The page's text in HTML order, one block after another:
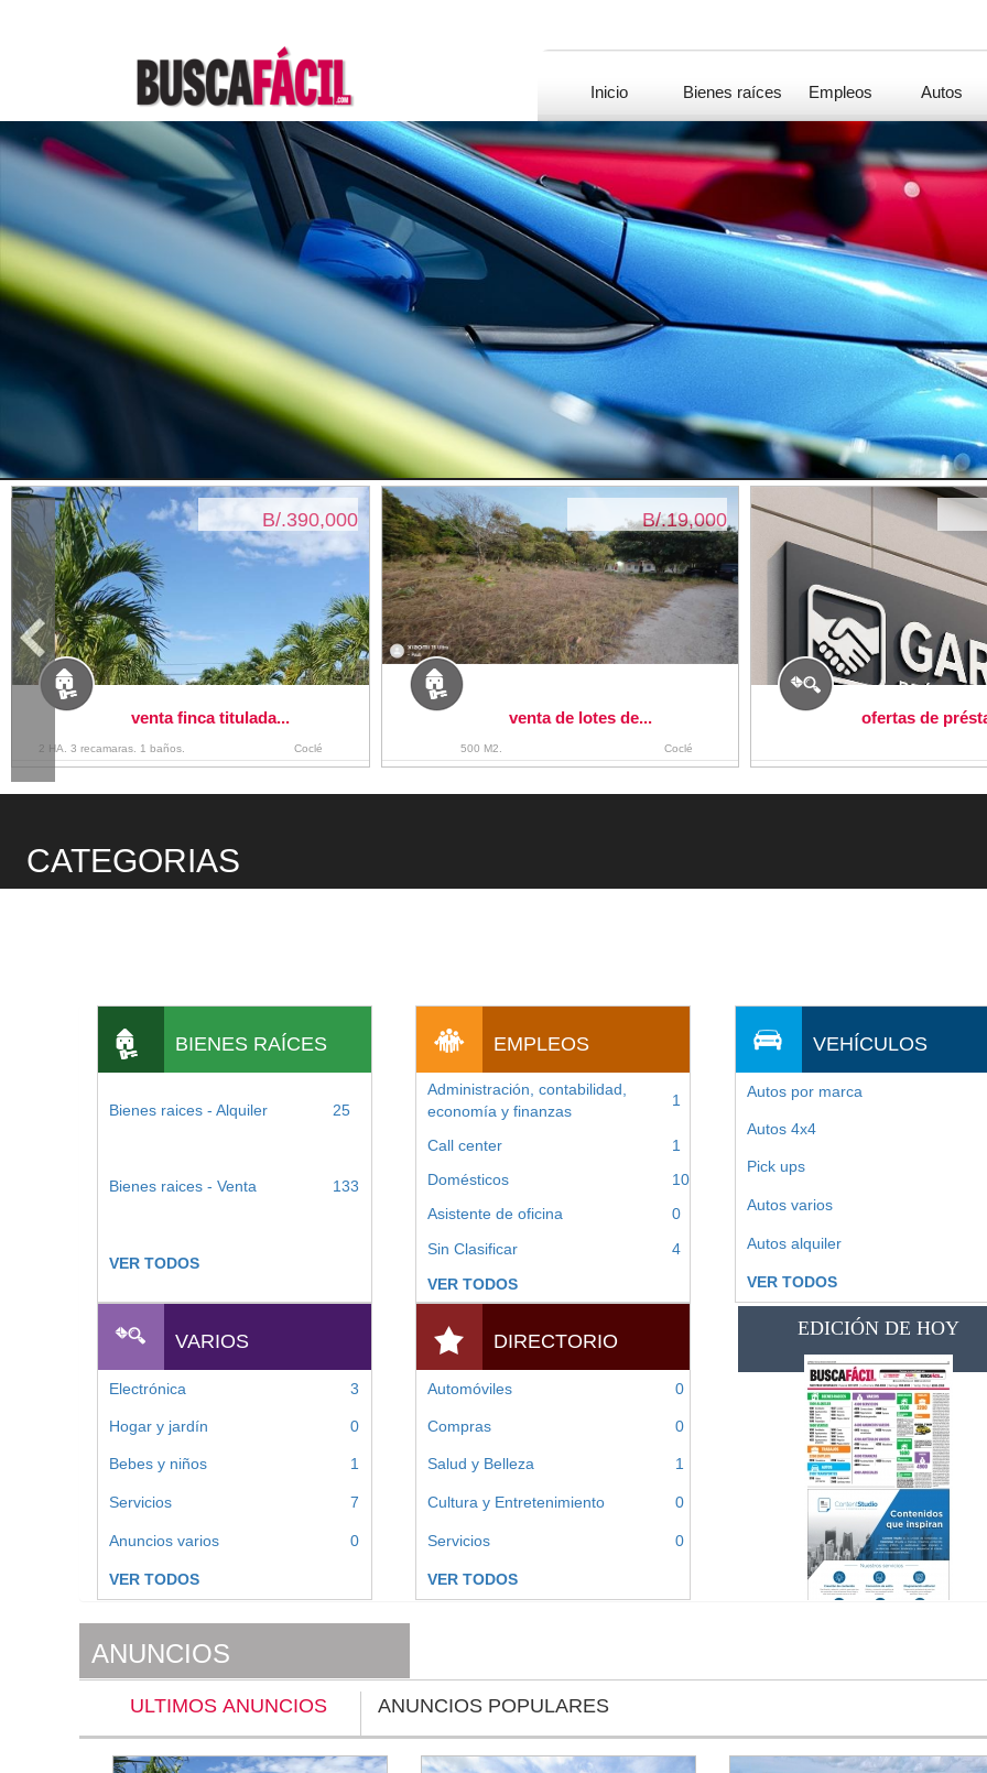
Inicio Bienes raíces Empleos Autos
B/.390,000
venta finca titulada...
2 HA. 3 recamaras. 1 baños. Coclé
B/.19,000
venta de lotes de...
500 M2. Coclé
ofertas de
CATEGORIAS
BIENES RAÍCES
Bienes raices - Alquiler 25
Bienes raices - Venta 133
VER TODOS
EMPLEOS
Administración, contabilidad,
economía y finanzas
1
Call center
1
Domésticos
10
Asistente de oficina
0
Sin Clasificar
4
VER TODOS
VEHÍCULOS
Autos por marca
Autos 4x4
Pick ups
Autos varios
Autos alquiler
VER TODOS
VARIOS
Electrónica 3
Hogar y jardín 0
Bebes y niños 1
Servicios 7
Anuncios varios 0
VER TODOS
DIRECTORIO
Automóviles 0
Compras 0
Salud y Belleza 1
Cultura y Entretenimiento 0
Servicios 0
VER TODOS
ANUNCIOS
ULTIMOS ANUNCIOS ANUNCIOS POPULARES